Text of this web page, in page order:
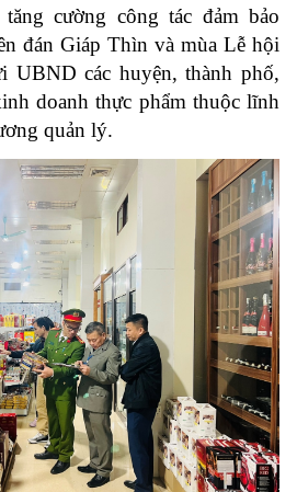
tăng cường công tác đảm bảo
đán Giáp Thìn và mùa Lễ hội
UBND các huyện, thành phố,
doanh thực phẩm thuộc lĩnh
quản lý.